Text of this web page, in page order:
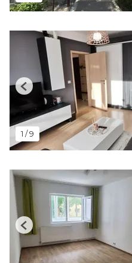
1 /9
Previous
Previous